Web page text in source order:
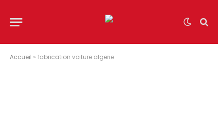
Accueil » fabrication voiture algerie